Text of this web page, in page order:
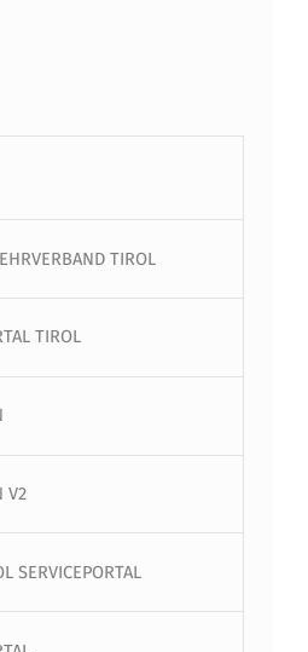
TIROL
TIROL
V2
SERVICEPORTAL